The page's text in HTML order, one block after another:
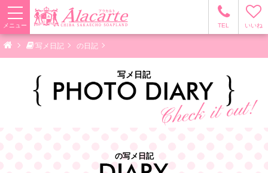
TEL いいね
メニュー
写メ日記 の日記
写メ日記
の写メ日記